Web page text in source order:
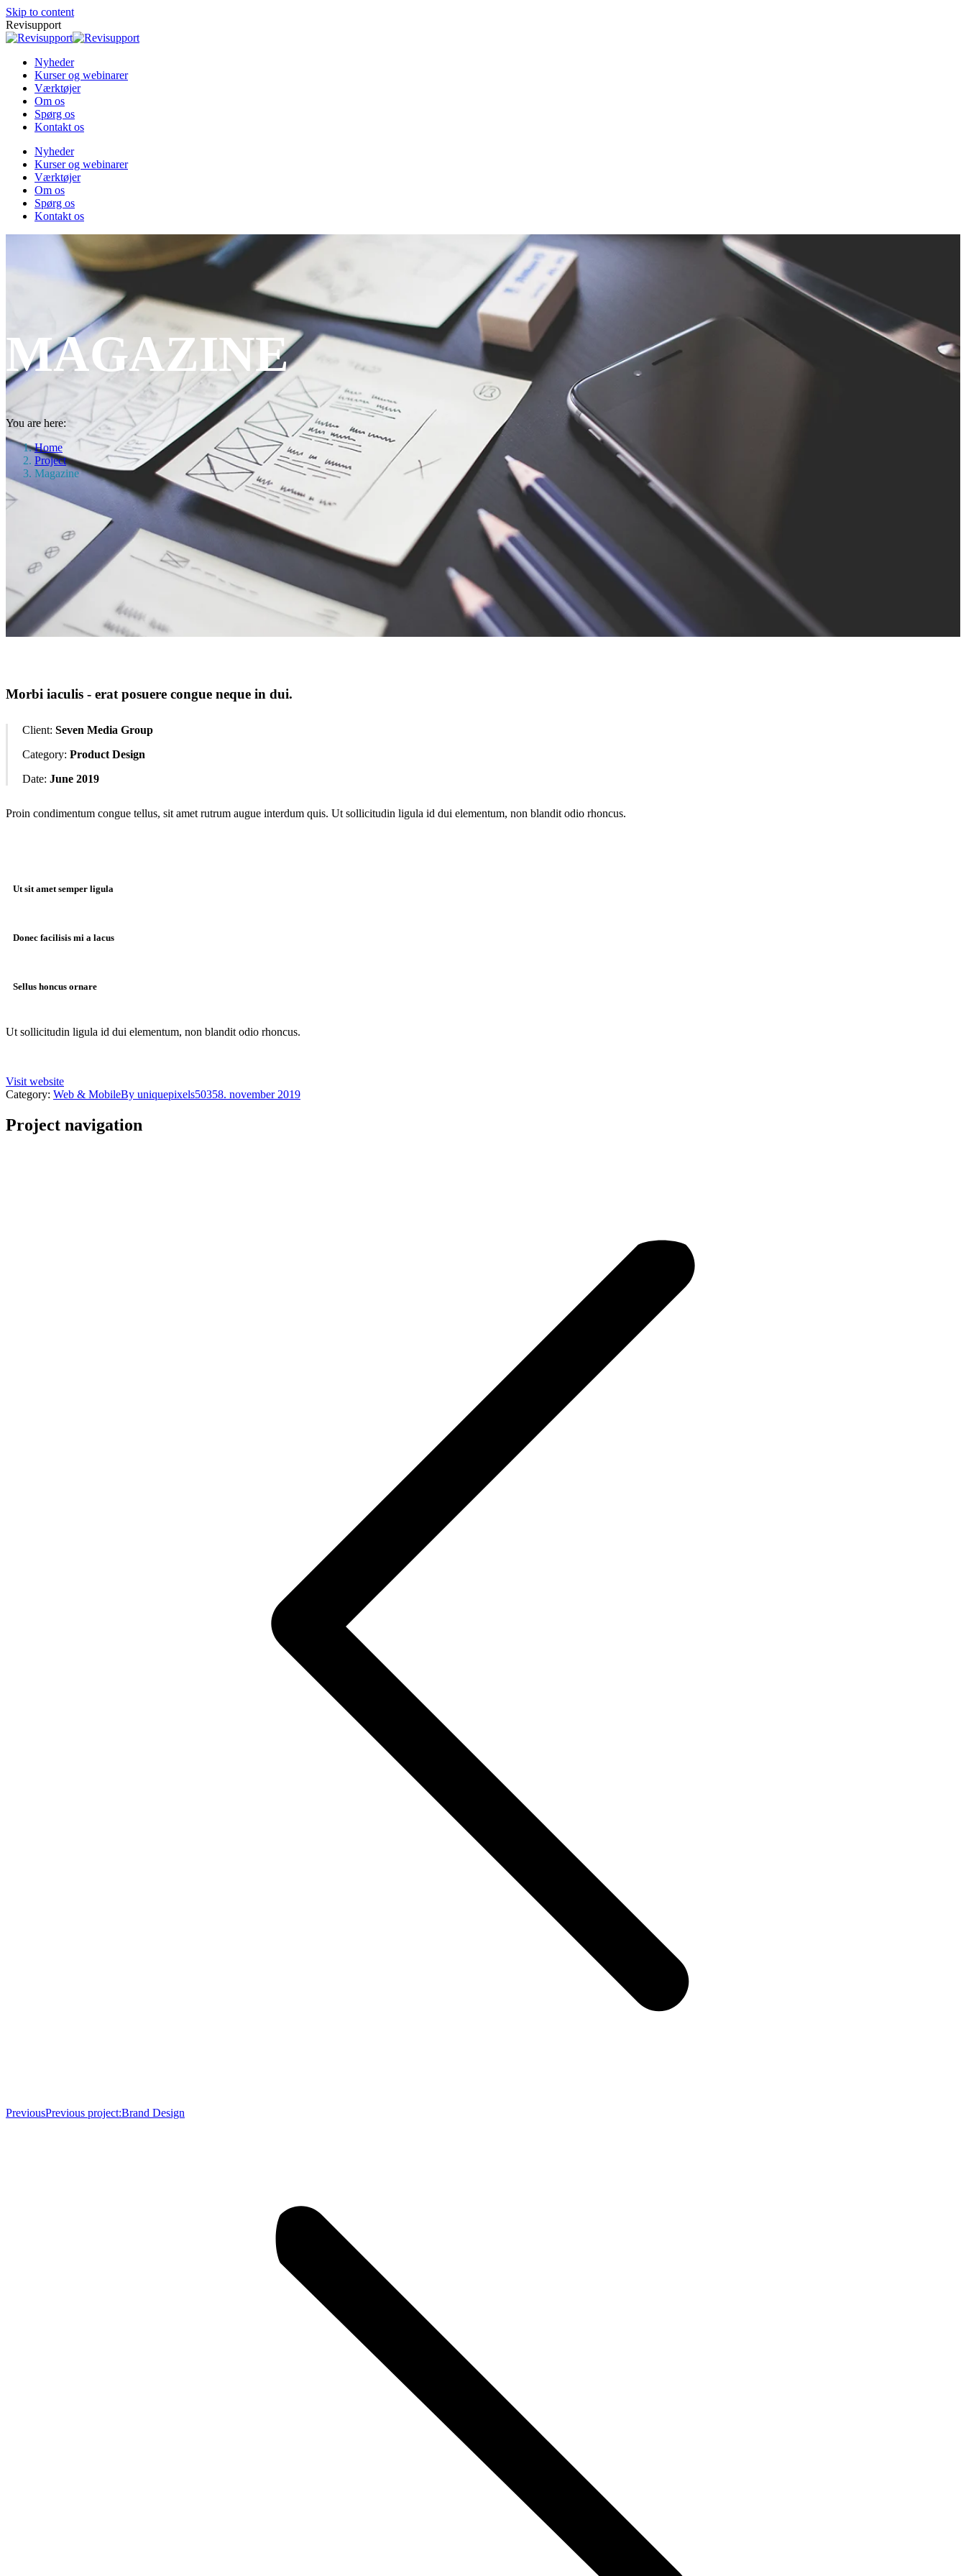
Skip to content
Revisupport
Nyheder
Kurser og webinarer
Værktøjer
Om os
Spørg os
Kontakt os
Nyheder
Kurser og webinarer
Værktøjer
Om os
Spørg os
Kontakt os
MAGAZINE
You are here:
Home
Project
Magazine
Morbi iaculis - erat posuere congue neque in dui.
Client: Seven Media Group
Category: Product Design
Date: June 2019
Proin condimentum congue tellus, sit amet rutrum augue interdum quis. Ut sollicitudin ligula id dui elementum, non blandit odio rhoncus.
Ut sit amet semper ligula
Donec facilisis mi a lacus
Sellus honcus ornare
Ut sollicitudin ligula id dui elementum, non blandit odio rhoncus.
Visit website
Category: Web & MobileBy uniquepixels50358. november 2019
Project navigation
PreviousPrevious project:Brand Design